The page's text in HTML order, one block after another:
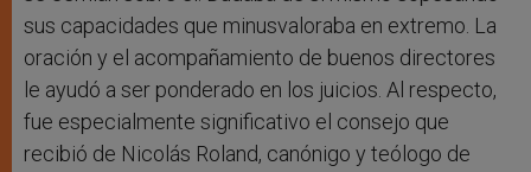
sus capacidades que minusvaloraba en extremo. La
oración y el acompañamiento de buenos directores
le ayudó a ser ponderado en los juicios. Al respecto,
fue especialmente significativo el consejo que
recibió de Nicolás Roland, canónigo y teólogo de